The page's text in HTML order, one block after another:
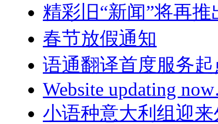
精彩旧“新闻”将再推
春节放假通知
语通翻译首度服务
Website updating
小语种意大利组迎